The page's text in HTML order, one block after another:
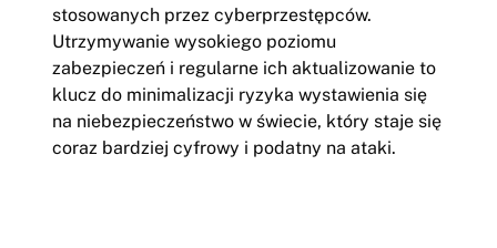
stosowanych przez cyberprzestępców.
Utrzymywanie wysokiego poziomu
zabezpieczeń i regularne ich aktualizowanie to
klucz do minimalizacji ryzyka wystawienia się
na niebezpieczeństwo w świecie, który staje się
coraz bardziej cyfrowy i podatny na ataki.